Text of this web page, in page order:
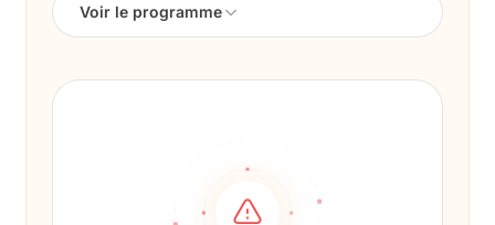
Voir le programme